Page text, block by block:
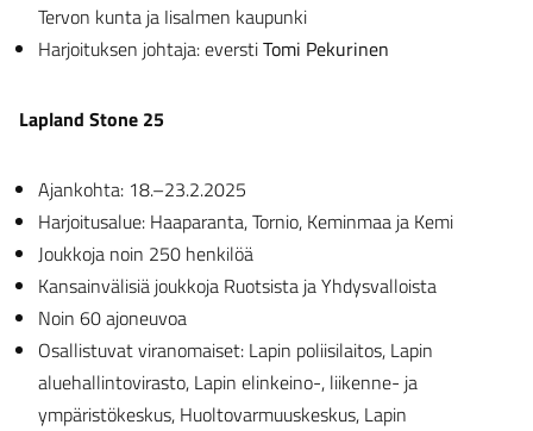
Tervon kunta ja Iisalmen kaupunki
Harjoituksen johtaja: everstiTomi Pekurinen
Lapland Stone 25
Ajankohta: 18.–23.2.2025
Harjoitusalue: Haaparanta, Tornio, Keminmaa ja Kemi
Joukkoja noin 250 henkilöä
Kansainvälisiä joukkoja Ruotsista ja Yhdysvalloista
Noin 60 ajoneuvoa
Osallistuvat viranomaiset: Lapin poliisilaitos, Lapin
aluehallintovirasto, Lapin elinkeino-, liikenne- ja
ympäristökeskus, Huoltovarmuuskeskus, Lapin